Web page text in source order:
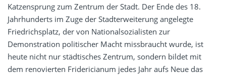
Katzensprung zum Zentrum der Stadt. Der Ende des 18.
Jahrhunderts im Zuge der Stadterweiterung angelegte
Friedrichsplatz, der von Nationalsozialisten zur
Demonstration politischer Macht missbraucht wurde, ist
heute nicht nur städtisches Zentrum, sondern bildet mit
dem renovierten Fridericianum jedes Jahr aufs Neue das